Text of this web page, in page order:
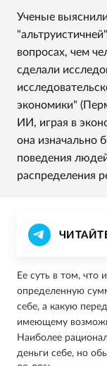
Ученые
вопросах, чем
сделали
экономики"
ИИ, играя в
она изначально
поведения
распределения
Ее суть в том, что
определенную
себе, а какую
имеющему
Наиболее
деньги себе, но